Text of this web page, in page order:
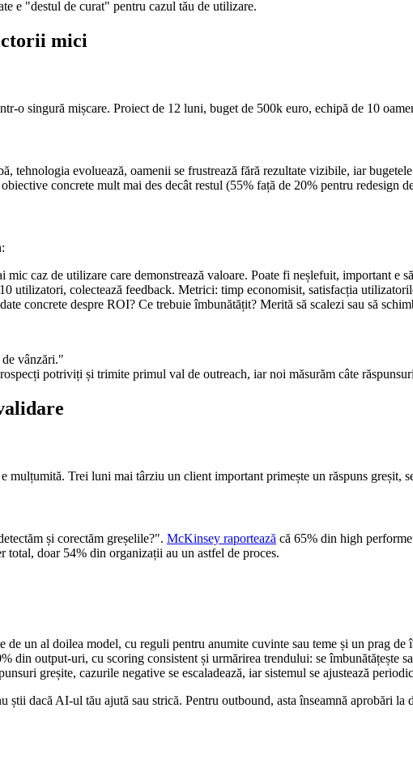
e "destul de curat" pentru cazul tău de utilizare.
mici
o singură mișcare. Proiect de 12 luni, buget de 500k euro, echipă de 10
tehnologia evoluează, oamenii se frustrează fără rezultate vizibile, iar
concrete mult mai des decât restul (55% față de 20% pentru redesign
caz de utilizare care demonstrează valoare. Poate fi neșlefuit, important e
utilizatori, colectează feedback. Metrici: timp economisit, satisfacția
concrete despre ROI? Ce trebuie îmbunătățit? Merită să scalezi sau să
vânzări."
potriviți și trimite primul val de outreach, iar noi măsurăm câte
mulțumită. Trei luni mai târziu un client important primește un răspuns greșit,
și corectăm greșelile?". McKinsey raportează că 65% din high
total, doar 54% din organizații au un astfel de proces.
un al doilea model, cu reguli pentru anumite cuvinte sau teme și un prag de
din output-uri, cu scoring consistent și urmărirea trendului: se îmbunătățește
greșite, cazurile negative se escaladează, iar sistemul se ajustează
știi dacă AI-ul tău ajută sau strică. Pentru outbound, asta înseamnă aprobări